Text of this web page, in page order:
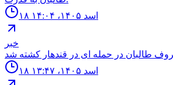
۱۸ اسد ۱۴۰۵، ۱۴:۰۴
خبر
۱۸ اسد ۱۴۰۵، ۱۳:۴۷